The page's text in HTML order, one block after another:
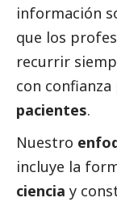
información
que los
recurrir
con confianza
pacientes.
Nuestro
incluye la
ciencia y